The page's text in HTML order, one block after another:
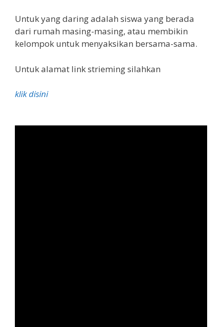
Untuk yang daring adalah siswa yang berada
dari rumah masing-masing, atau membikin
kelompok untuk menyaksikan bersama-sama.
Untuk alamat link strieming silahkan
klik disini